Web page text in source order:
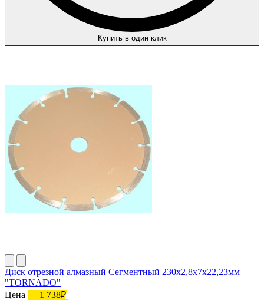
Купить в один клик
Диск отрезной алмазный Сегментный 230х2,8х7х22,23мм
"TORNADO"
Цена
1 738₽